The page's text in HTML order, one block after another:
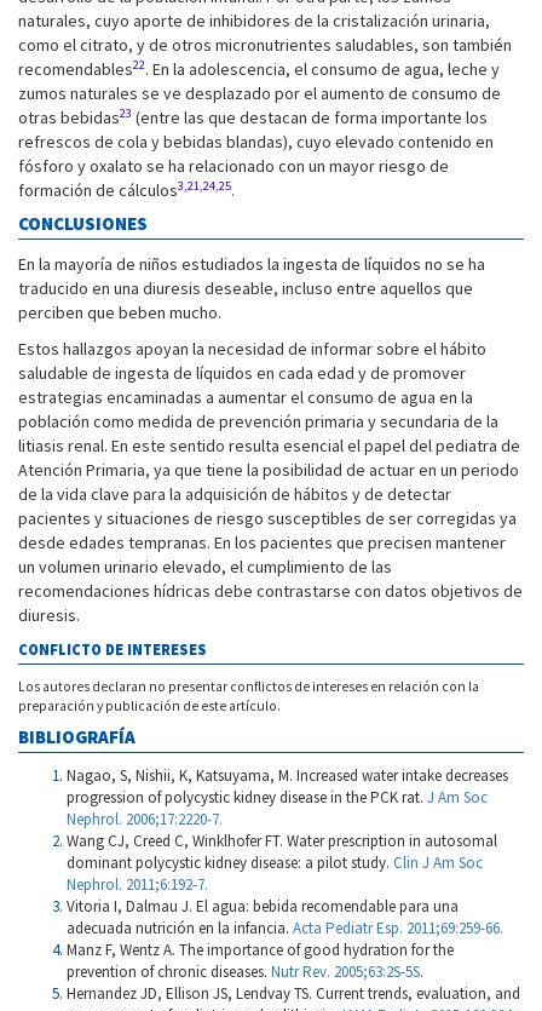
naturales, cuyo aporte de inhibidores de la cristalización urinaria,
como el citrato, y de otros micronutrientes saludables, son también
recomendables22. En la adolescencia, el consumo de agua, leche y
zumos naturales se ve desplazado por el aumento de consumo de
otras bebidas23 (entre las que destacan de forma importante los
refrescos de cola y bebidas blandas), cuyo elevado contenido en
fósforo y oxalato se ha relacionado con un mayor riesgo de
formación de cálculos3,21,24,25.
CONCLUSIONES
En la mayoría de niños estudiados la ingesta de líquidos no se ha
traducido en una diuresis deseable, incluso entre aquellos que
perciben que beben mucho.
Estos hallazgos apoyan la necesidad de informar sobre el hábito
saludable de ingesta de líquidos en cada edad y de promover
estrategias encaminadas a aumentar el consumo de agua en la
población como medida de prevención primaria y secundaria de la
litiasis renal. En este sentido resulta esencial el papel del pediatra de
Atención Primaria, ya que tiene la posibilidad de actuar en un periodo
de la vida clave para la adquisición de hábitos y de detectar
pacientes y situaciones de riesgo susceptibles de ser corregidas ya
desde edades tempranas. En los pacientes que precisen mantener
un volumen urinario elevado, el cumplimiento de las
recomendaciones hídricas debe contrastarse con datos objetivos de
diuresis.
CONFLICTO DE INTERESES
Los autores declaran no presentar conflictos de intereses en relación con la
preparación y publicación de este artículo.
BIBLIOGRAFÍA
Nagao, S, Nishii, K, Katsuyama, M. Increased water intake decreases
progression of polycystic kidney disease in the PCK rat. J Am Soc
Nephrol. 2006;17:2220-7.
Wang CJ, Creed C, Winklhofer FT. Water prescription in autosomal
dominant polycystic kidney disease: a pilot study. Clin J Am Soc
Nephrol. 2011;6:192-7.
Vitoria I, Dalmau J. El agua: bebida recomendable para una
adecuada nutrición en la infancia. Acta Pediatr Esp. 2011;69:259-66.
Manz F, Wentz A. The importance of good hydration for the
prevention of chronic diseases. Nutr Rev. 2005;63:2S-5S.
Hernandez JD, Ellison JS, Lendvay TS. Current trends, evaluation, and